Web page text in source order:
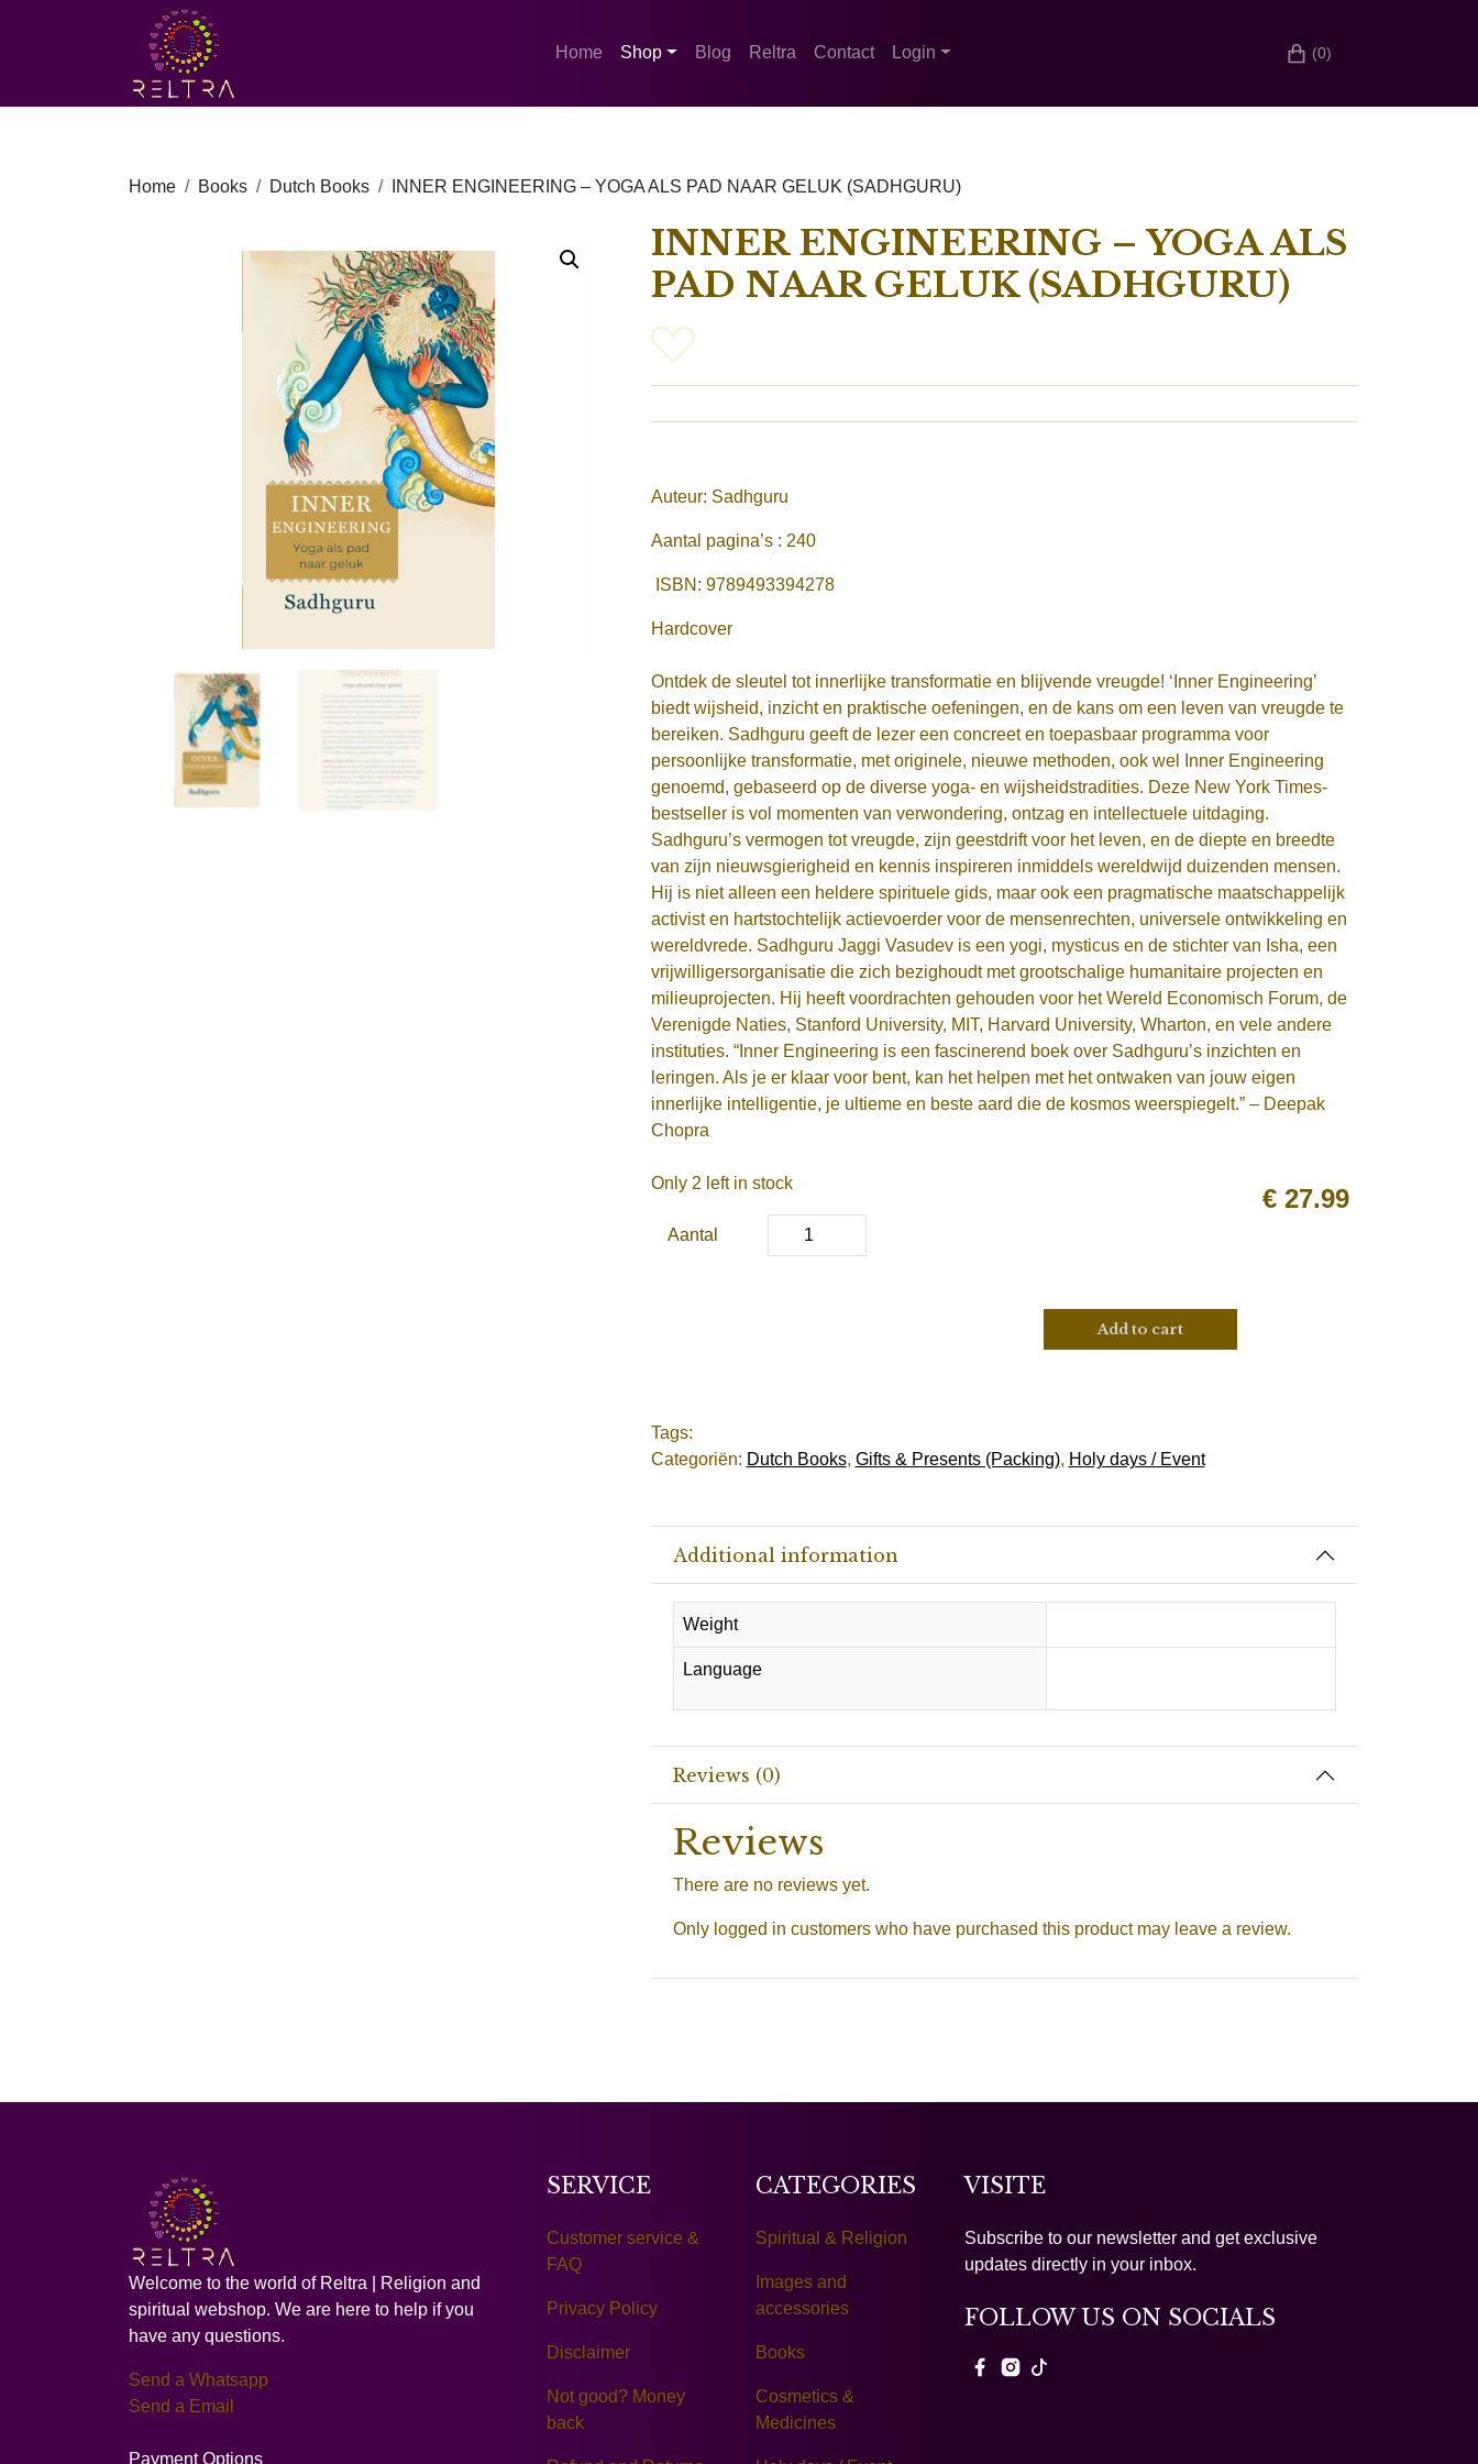
(0)
Home Shop Blog Reltra Contact Login
Home Books Dutch Books INNER ENGINEERING – YOGA ALS PAD NAAR GELUK (SADHGURU)
INNER ENGINEERING – YOGA ALS
PAD NAAR GELUK (SADHGURU)
Auteur: Sadhguru
Aantal pagina’s : 240
ISBN: 9789493394278
Hardcover
Ontdek de sleutel tot innerlijke transformatie en blijvende vreugde! ‘Inner Engineering’
biedt wijsheid, inzicht en praktische oefeningen, en de kans om een leven van vreugde te
bereiken. Sadhguru geeft de lezer een concreet en toepasbaar programma voor
persoonlijke transformatie, met originele, nieuwe methoden, ook wel Inner Engineering
genoemd, gebaseerd op de diverse yoga- en wijsheidstradities. Deze New York Times-
bestseller is vol momenten van verwondering, ontzag en intellectuele uitdaging.
Sadhguru’s vermogen tot vreugde, zijn geestdrift voor het leven, en de diepte en breedte
van zijn nieuwsgierigheid en kennis inspireren inmiddels wereldwijd duizenden mensen.
Hij is niet alleen een heldere spirituele gids, maar ook een pragmatische maatschappelijk
activist en hartstochtelijk actievoerder voor de mensenrechten, universele ontwikkeling en
wereldvrede. Sadhguru Jaggi Vasudev is een yogi, mysticus en de stichter van Isha, een
vrijwilligersorganisatie die zich bezighoudt met grootschalige humanitaire projecten en
milieuprojecten. Hij heeft voordrachten gehouden voor het Wereld Economisch Forum, de
Verenigde Naties, Stanford University, MIT, Harvard University, Wharton, en vele andere
instituties. “Inner Engineering is een fascinerend boek over Sadhguru’s inzichten en
leringen. Als je er klaar voor bent, kan het helpen met het ontwaken van jouw eigen
innerlijke intelligentie, je ultieme en beste aard die de kosmos weerspiegelt.” – Deepak
Chopra
€ 27.99
Only 2 left in stock
Aantal
Add to cart
Tags:
Categoriën: Dutch Books, Gifts & Presents (Packing), Holy days / Event
Additional information
Weight
Language
Reviews (0)
Reviews
There are no reviews yet.
Only logged in customers who have purchased this product may leave a review.
Welcome to the world of Reltra | Religion and
spiritual webshop. We are here to help if you
have any questions.
Send a Whatsapp
Send a Email
Payment Options
SERVICE
Customer service &
FAQ
Privacy Policy
Disclaimer
Not good? Money
back
CATEGORIES
Spiritual & Religion
Images and
accessories
Books
Cosmetics &
Medicines
VISITE
Subscribe to our newsletter and get exclusive
updates directly in your inbox.
FOLLOW US ON SOCIALS